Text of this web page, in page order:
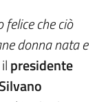
che ciò
donna nata e
presidente